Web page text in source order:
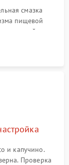
смазка
пищевой
масел.
и капучино.
Проверка